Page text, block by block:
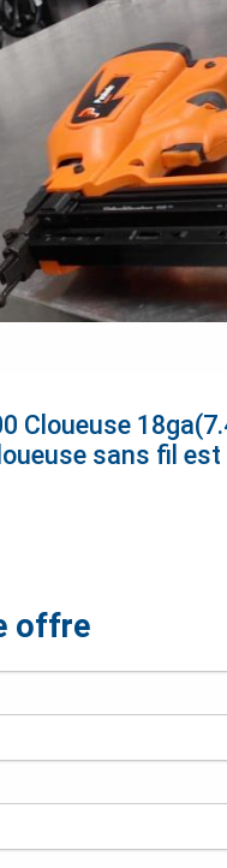
Cloueuse
sans fil
offre